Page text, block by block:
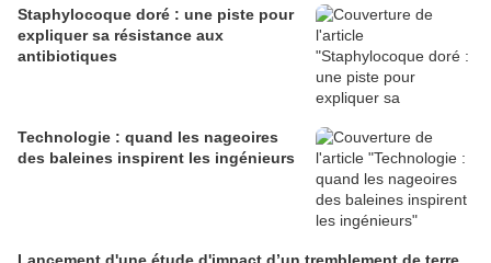
Staphylocoque doré : une piste pour
expliquer sa résistance aux
antibiotiques
Technologie : quand les nageoires
des baleines inspirent les ingénieurs